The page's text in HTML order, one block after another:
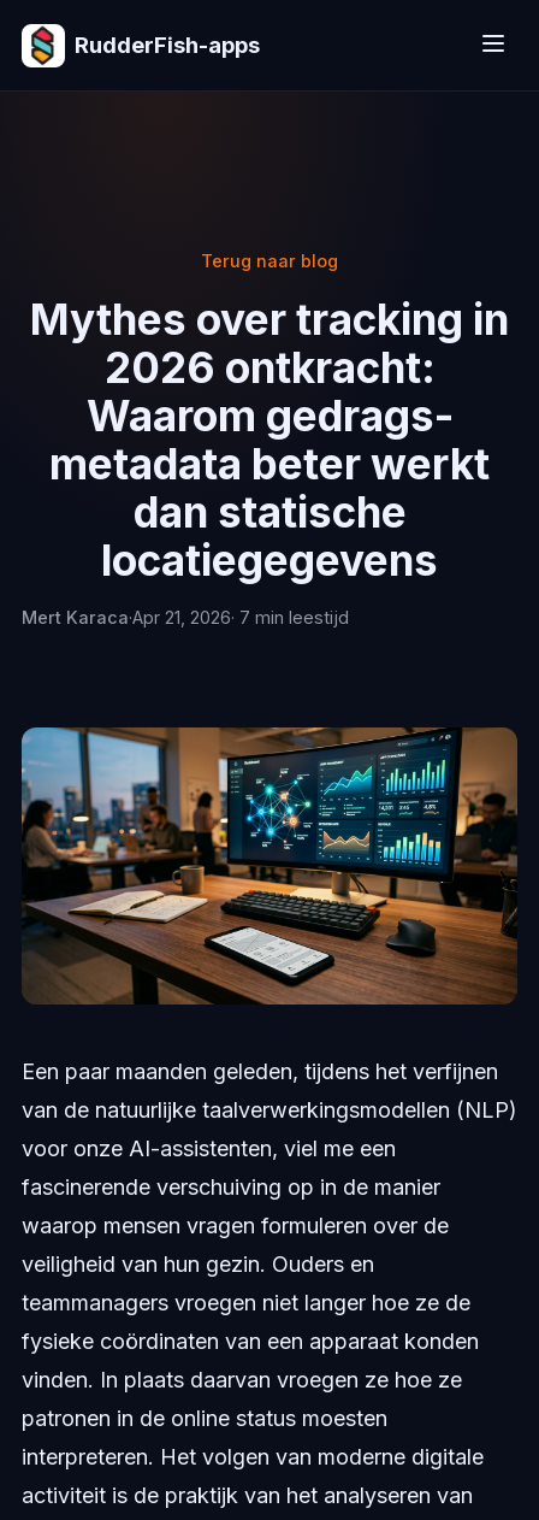
RudderFish-apps
Terug naar blog
Mythes over tracking in
2026 ontkracht:
Waarom gedrags-
metadata beter werkt
dan statische
locatiegegevens
Mert Karaca·Apr 21, 2026· 7 min leestijd
Een paar maanden geleden, tijdens het verfijnen
van de natuurlijke taalverwerkingsmodellen (NLP)
voor onze AI-assistenten, viel me een
fascinerende verschuiving op in de manier
waarop mensen vragen formuleren over de
veiligheid van hun gezin. Ouders en
teammanagers vroegen niet langer hoe ze de
fysieke coördinaten van een apparaat konden
vinden. In plaats daarvan vroegen ze hoe ze
patronen in de online status moesten
interpreteren. Het volgen van moderne digitale
activiteit is de praktijk van het analyseren van